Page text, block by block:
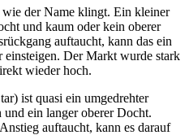
wie der Name klingt. Ein kleiner
und kaum oder kein oberer
auftaucht, kann das ein
einsteigen. Der Markt wurde stark
wieder hoch.
ist quasi ein umgedrehter
ein langer oberer Docht.
auftaucht, kann es darauf